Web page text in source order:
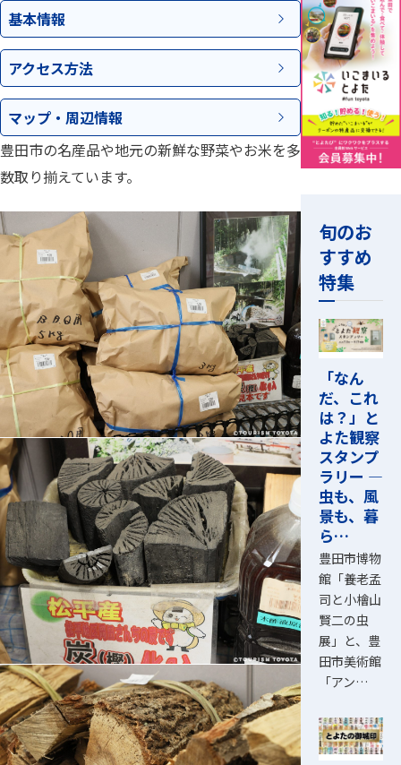
基本情報
アクセス方法
マップ・ 周辺情報
豊田市の名産品や地元の新鮮な野菜やお米を多
数取り揃えています。
旬のお
すすめ
特集
「なん
だ、これ
は？」と
よた観察
スタンプ
ラリー ―
虫も、風
景も、暮
ら…
豊田市博物
館「養老孟
司と小檜山
賢二の虫
展」と、豊
田市美術館
「アン…